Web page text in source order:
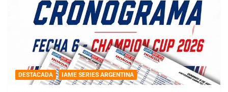
DESTACADA IAME SERIES ARGENTINA